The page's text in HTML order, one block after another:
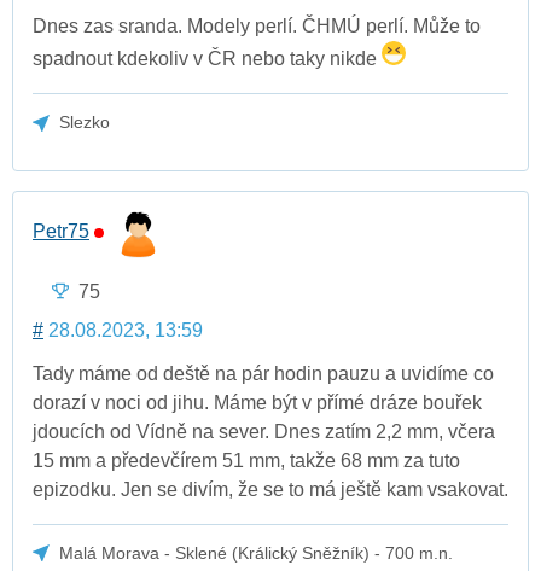
Dnes zas sranda. Modely perlí. ČHMÚ perlí. Může to
spadnout kdekoliv v ČR nebo taky nikde
Slezko
Petr75
75
# 28.08.2023, 13:59
Tady máme od deště na pár hodin pauzu a uvidíme co
dorazí v noci od jihu. Máme být v přímé dráze bouřek
jdoucích od Vídně na sever. Dnes zatím 2,2 mm, včera
15 mm a předevčírem 51 mm, takže 68 mm za tuto
epizodku. Jen se divím, že se to má ještě kam vsakovat.
Malá Morava - Sklené (Králický Sněžník) - 700 m.n.